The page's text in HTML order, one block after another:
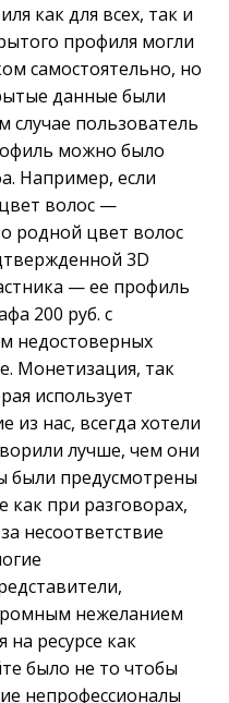
как для всех, так и
профиля могли
самостоятельно, но
данные были
пользователь
можно было
Например, если
волос —
родной цвет волос
3D
— ее профиль
200 руб. с
недостоверных
Монетизация, так
использует
из нас, всегда хотели
лучше, чем они
были предусмотрены
как при разговорах,
несоответствие
нежеланием
на ресурсе как
было не то чтобы
непрофессионалы